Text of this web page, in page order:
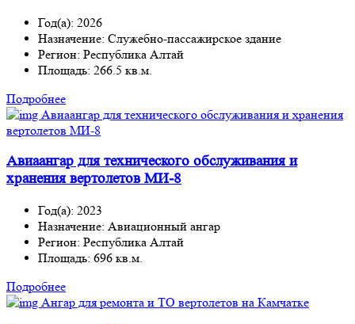
Год(а): 2026
Назначение: Служебно-пассажирское здание
Регион: Республика Алтай
Площадь: 266.5 кв.м.
Подробнее
Авиаангар для технического обслуживания и
хранения вертолетов МИ-8
Год(а): 2023
Назначение: Авиационный ангар
Регион: Республика Алтай
Площадь: 696 кв.м.
Подробнее